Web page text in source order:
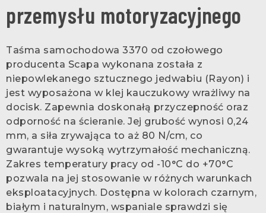
przemysłu motoryzacyjnego
Taśma samochodowa 3370 od czołowego
producenta Scapa wykonana została z
niepowlekanego sztucznego jedwabiu (Rayon) i
jest wyposażona w klej kauczukowy wrażliwy na
docisk. Zapewnia doskonałą przyczepność oraz
odporność na ścieranie. Jej grubość wynosi 0,24
mm, a siła zrywająca to aż 80 N/cm, co
gwarantuje wysoką wytrzymałość mechaniczną.
Zakres temperatury pracy od -10°C do +70°C
pozwala na jej stosowanie w różnych warunkach
eksploatacyjnych. Dostępna w kolorach czarnym,
białym i naturalnym, wspaniale sprawdzi się